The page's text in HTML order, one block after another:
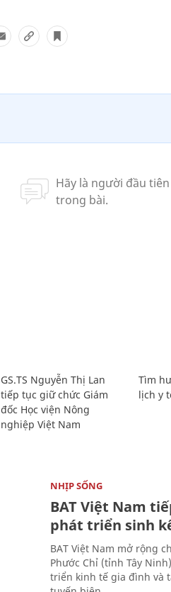
GS.TS Nguyễn Thị Lan
tiếp tục giữ chức Giám
đốc Học viện Nông
nghiệp Việt Nam
Tìm
lịch y
NHỊP SỐNG
BAT Việt Nam
phát triển sinh
BAT Việt Nam mở rộng
Phước Chỉ (tỉnh Tây
triển kinh tế gia đình và